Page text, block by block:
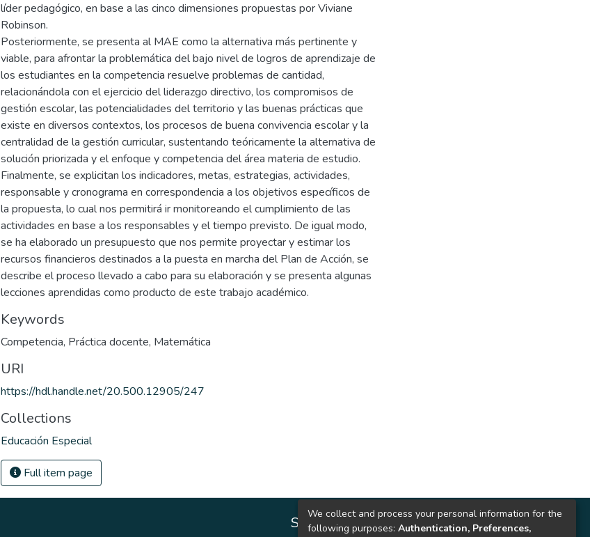
líder pedagógico, en base a las cinco dimensiones propuestas por Viviane
Robinson.
Posteriormente, se presenta al MAE como la alternativa más pertinente y
viable, para afrontar la problemática del bajo nivel de logros de aprendizaje de
los estudiantes en la competencia resuelve problemas de cantidad,
relacionándola con el ejercicio del liderazgo directivo, los compromisos de
gestión escolar, las potencialidades del territorio y las buenas prácticas que
existe en diversos contextos, los procesos de buena convivencia escolar y la
centralidad de la gestión curricular, sustentando teóricamente la alternativa de
solución priorizada y el enfoque y competencia del área materia de estudio.
Finalmente, se explicitan los indicadores, metas, estrategias, actividades,
responsable y cronograma en correspondencia a los objetivos específicos de
la propuesta, lo cual nos permitirá ir monitoreando el cumplimiento de las
actividades en base a los responsables y el tiempo previsto. De igual modo,
se ha elaborado un presupuesto que nos permite proyectar y estimar los
recursos financieros destinados a la puesta en marcha del Plan de Acción, se
describe el proceso llevado a cabo para su elaboración y se presenta algunas
lecciones aprendidas como producto de este trabajo académico.
Keywords
Competencia, Práctica docente, Matemática
URI
https://hdl.handle.net/20.500.12905/247
Collections
Educación Especial
Full item page
SITIOS DE INTERÉS
We collect and process your personal information for the
following purposes: Authentication, Preferences,